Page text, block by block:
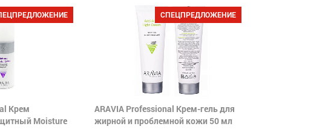
Крем
Moisture
СПЕЦПРЕДЛОЖЕНИЕ
ARAVIA Professional Крем-гель для
жирной и проблемной кожи 50 мл